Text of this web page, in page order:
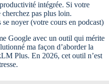
intégrée. Si votre
pas plus loin.
noyer (votre cours en podcast)
Google avec un outil qui mérite
ma façon d’aborder la
Plus. En 2026, cet outil n’est